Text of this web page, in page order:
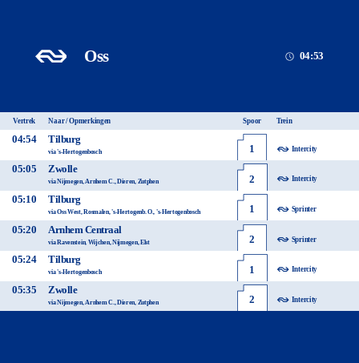
Oss 04:53
Vertrek Naar / Opmerkingen Spoor Trein
04:54 Tilburg
via 's-Hertogenbosch 1 Intercity
05:05 Zwolle
via Nijmegen, Arnhem C., Dieren, Zutphen 2 Intercity
05:10 Tilburg
via Oss West, Rosmalen, 's-Hertogenb. O., 's-Hertogenbosch 1 Sprinter
05:20 Arnhem Centraal
via Ravenstein, Wijchen, Nijmegen, Elst 2 Sprinter
05:24 Tilburg
via 's-Hertogenbosch 1 Intercity
05:35 Zwolle
via Nijmegen, Arnhem C., Dieren, Zutphen 2 Intercity